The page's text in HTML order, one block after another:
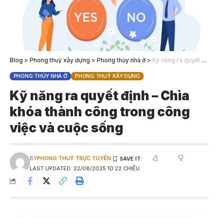
Blog > Phong thuỷ xây dựng > Phong thủy nhà ở > Kỹ năng ra quyết định – Chìa khóa thành công trong công việc và cuộc sống
PHONG THỦY NHÀ Ở PHONG THUỶ XÂY DỰNG
Kỹ năng ra quyết định – Chìa
khóa thành công trong công
việc và cuộc sống
LAST UPDATED: 22/08/2025 10:22 CHIỀU
BYPHONG THUỶ TRỰC TUYẾN